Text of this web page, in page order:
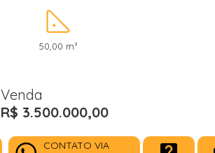
50,00 m²
Venda
R$ 3.500.000,00
CONTATO VIA